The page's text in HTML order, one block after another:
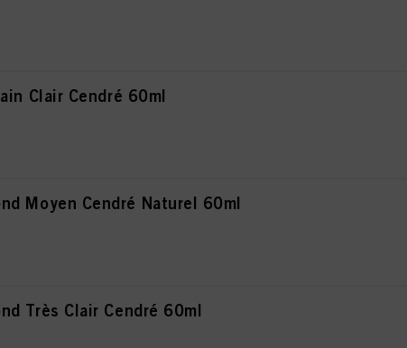
Clair Cendré 60ml
Moyen Cendré Naturel 60ml
Très Clair Cendré 60ml